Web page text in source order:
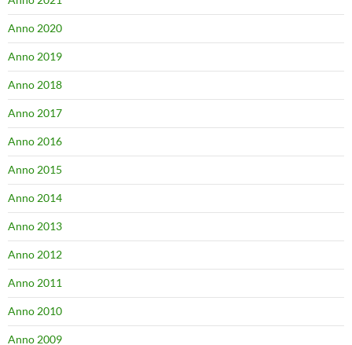
Anno 2020
Anno 2019
Anno 2018
Anno 2017
Anno 2016
Anno 2015
Anno 2014
Anno 2013
Anno 2012
Anno 2011
Anno 2010
Anno 2009